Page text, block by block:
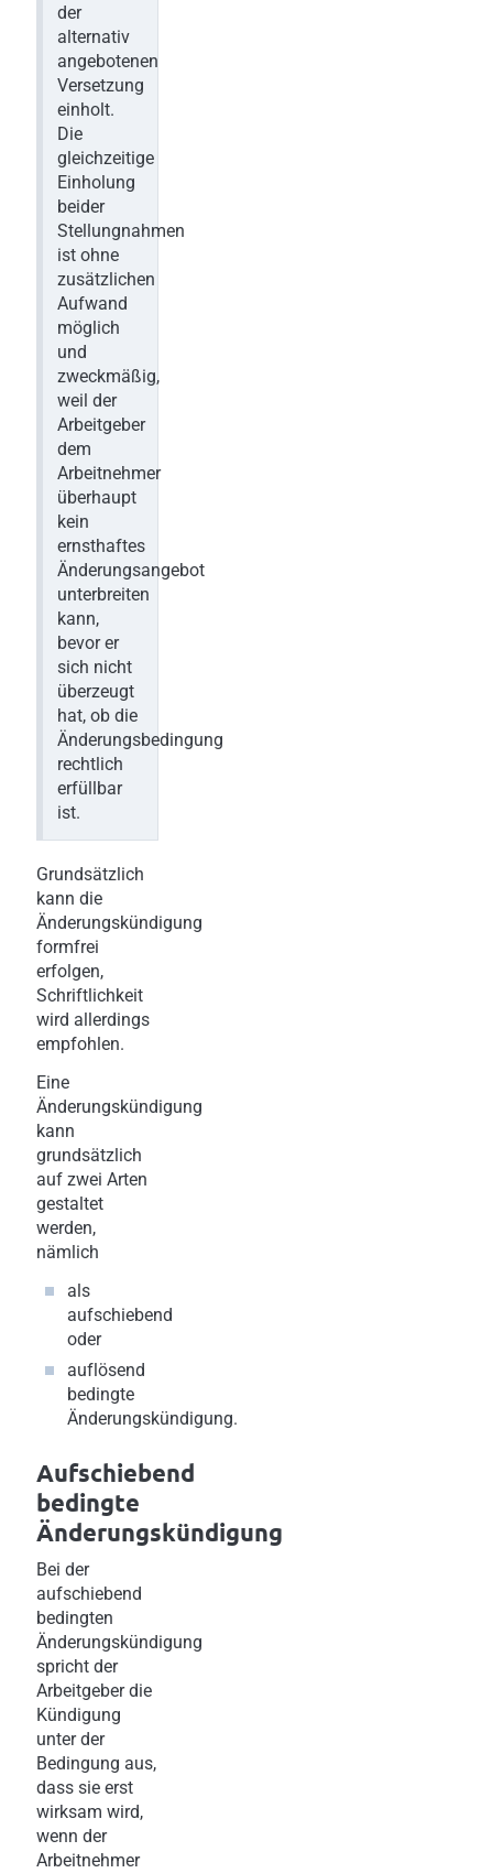
der
alternativ
angebotenen
Versetzung
einholt.
Die
gleichzeitige
Einholung
beider
Stellungnahmen
ist ohne
zusätzlichen
Aufwand
möglich
und
zweckmäßig,
weil der
Arbeitgeber
dem
Arbeitnehmer
überhaupt
kein
ernsthaftes
Änderungsangebot
unterbreiten
kann,
bevor er
sich nicht
überzeugt
hat, ob die
Änderungsbedingung
rechtlich
erfüllbar
ist.
Grundsätzlich
kann die
Änderungskündigung
formfrei
erfolgen,
Schriftlichkeit
wird allerdings
empfohlen.
Eine
Änderungskündigung
kann
grundsätzlich
auf zwei Arten
gestaltet
werden,
nämlich
als
aufschiebend
oder
auflösend
bedingte
Änderungskündigung.
Aufschiebend
bedingte
Änderungskündigung
Bei der
aufschiebend
bedingten
Änderungskündigung
spricht der
Arbeitgeber die
Kündigung
unter der
Bedingung aus,
dass sie erst
wirksam wird,
wenn der
Arbeitnehmer